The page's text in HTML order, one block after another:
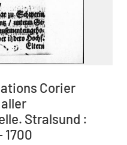
Corier
Stralsund :
1700